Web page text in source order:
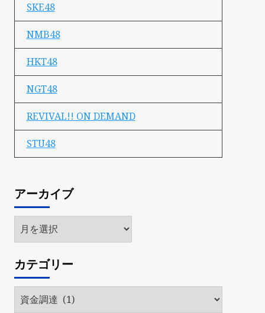
SKE48
NMB48
HKT48
NGT48
REVIVAL!! ON DEMAND
STU48
アーカイブ
ア
ー
イ
ブ
カテゴリー
カ
テ